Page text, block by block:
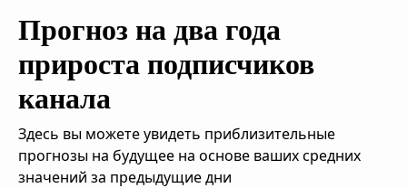
Прогноз на два года
прироста подписчиков
канала
Здесь вы можете увидеть приблизительные
прогнозы на будущее на основе ваших средних
значений за предыдущие дни